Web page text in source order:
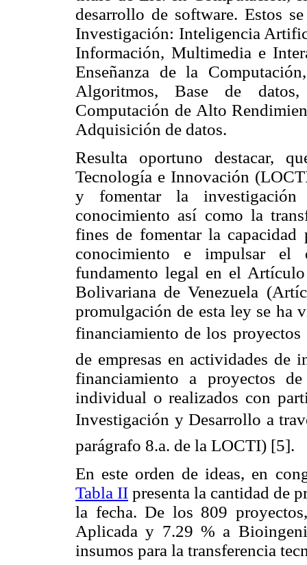
desarrollo de software. Estos
Investigación: Inteligencia
Información, Multimedia e
Enseñanza de la
Algoritmos, Base de datos,
Computación de Alto
Adquisición de datos.
Resulta oportuno destacar,
Tecnología e Innovación
y fomentar la
conocimiento así como la
fines de fomentar la
conocimiento e impulsar el
fundamento legal en el
Bolivariana de Venezuela
promulgación de esta ley se ha
financiamiento de los proyectos
de empresas en actividades
financiamiento a proyectos
individual o realizados con
Investigación y Desarrollo a
parágrafo 8.a. de la LOCTI) [5].
En este orden de ideas, en
Tabla II presenta la cantidad de
la fecha. De los 809
Aplicada y 7.29 % a
insumos para la transferencia